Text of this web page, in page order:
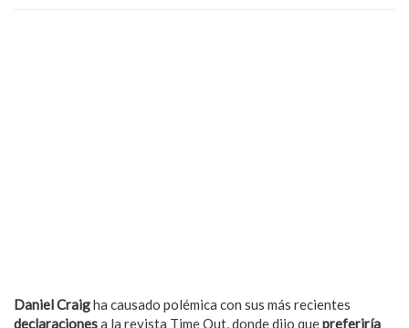
Daniel Craigha causado polémica con sus más recientes
declaracionesa la revista Time Out, donde dijo quepreferiría